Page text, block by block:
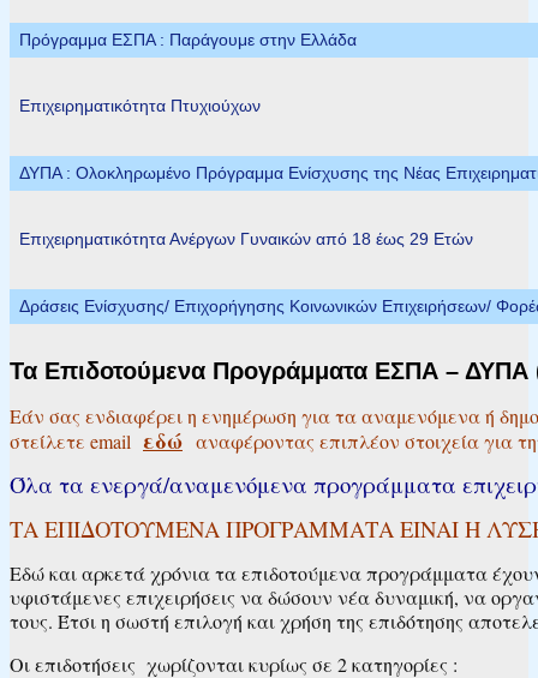
Πρόγραμμα ΕΣΠΑ : Παράγουμε στην Ελλάδα
Επιχειρηματικότητα Πτυχιούχων
ΔΥΠΑ : Ολοκληρωμένο Πρόγραμμα Ενίσχυσης της Νέας
Επιχειρηματικότητα Ανέργων Γυναικών από 18 έως 29 Ετών
Δράσεις Ενίσχυσης/ Επιχορήγησης Κοινωνικών Επιχειρήσεων/
Τα Επιδοτούμενα Προγράμματα ΕΣΠΑ – ΔΥΠΑ
Εάν σας ενδιαφέρει η ενημέρωση για τα αναμενόμενα ή
στείλετε email εδώ αναφέροντας επιπλέον στοιχεία για
Όλα τα ενεργά/αναμενόμενα προγράμματα
ΤΑ ΕΠΙΔΟΤΟΥΜΕΝΑ ΠΡΟΓΡΑΜΜΑΤΑ ΕΙΝΑΙ Η
Εδώ και αρκετά χρόνια τα επιδοτούμενα προγράμματα
υφιστάμενες επιχειρήσεις να δώσουν νέα δυναμική, να
τους. Έτσι η σωστή επιλογή και χρήση της επιδότησης
Οι επιδοτήσεις χωρίζονται κυρίως σε 2 κατηγορίες :